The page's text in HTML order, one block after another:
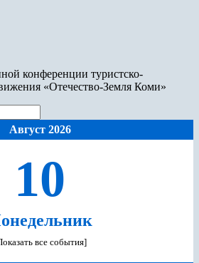
конференции туристско-
«Отечество-Земля Коми»
Август 2026
10
все события]